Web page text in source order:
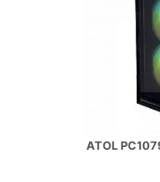
ATOL